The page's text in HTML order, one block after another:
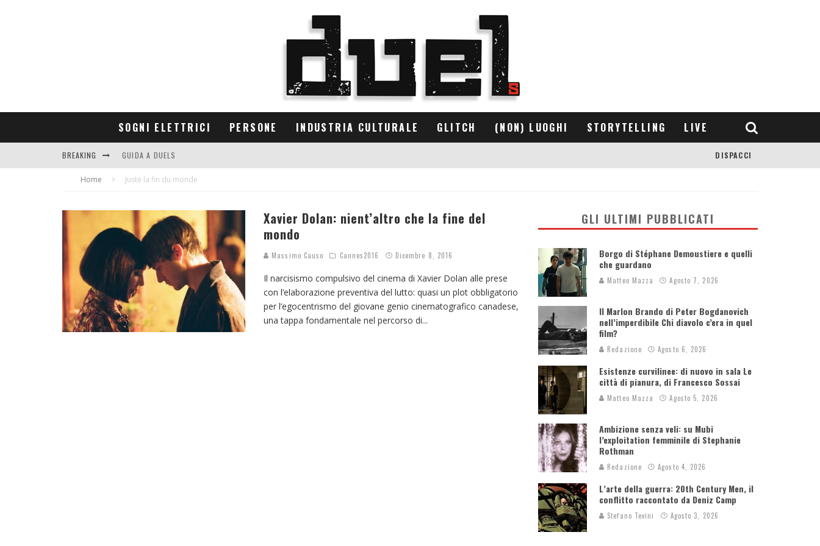
SOGNI ELETTRICI PERSONE INDUSTRIA CULTURALE GLITCH (NON) LUOGHI STORYTELLING LIVE
BREAKING GUIDA A DUELS
CONTRIBUTORS
DISPACCI
Home Juste la fin du monde
Xavier Dolan: nient’altro che la fine del
mondo
Massimo Causo Cannes2016 Dicembre 8, 2016
Il narcisismo compulsivo del cinema di Xavier Dolan alle prese
con l’elaborazione preventiva del lutto: quasi un plot obbligatorio
per l’egocentrismo del giovane genio cinematografico canadese,
una tappa fondamentale nel percorso di...
GLI ULTIMI PUBBLICATI
Borgo di Stéphane Demoustiere e quelli
che guardano
Matteo Mazza Agosto 7, 2026
Il Marlon Brando di Peter Bogdanovich
nell’imperdibile Chi diavolo c’era in quel
film?
Redazione Agosto 6, 2026
Esistenze curvilinee: di nuovo in sala Le
città di pianura, di Francesco Sossai
Matteo Mazza Agosto 5, 2026
Ambizione senza veli: su Mubi
l’exploitation femminile di Stephanie
Rothman
Redazione Agosto 4, 2026
L’arte della guerra: 20th Century Men, il
conflitto raccontato da Deniz Camp
Stefano Tevini Agosto 3, 2026